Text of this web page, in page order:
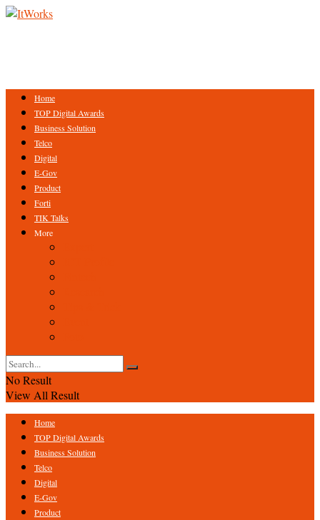
Home
TOP Digital Awards
Business Solution
Telco
Digital
E-Gov
Product
Forti
TIK Talks
More
No Result
View All Result
Home
TOP Digital Awards
Business Solution
Telco
Digital
E-Gov
Product